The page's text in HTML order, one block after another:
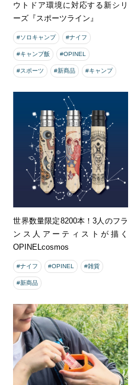
ウトドア環境に対応する新シリ
ーズ『スポーツライン』
#ソロキャンプ #ナイフ
#キャンプ飯 #OPINEL
#スポーツ #新商品 #キャンプ
世界数量限定8200本！3人のフラ
ンス人アーティストが描く
OPINELcosmos
#ナイフ #OPINEL #雑貨
#新商品